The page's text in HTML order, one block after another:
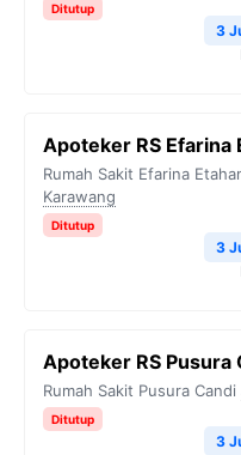
Ditutup
3
Apoteker RS Efarina
Rumah Sakit Efarina
Karawang
Ditutup
3
Apoteker RS Pusura
Rumah Sakit Pusura Candi
Ditutup
3